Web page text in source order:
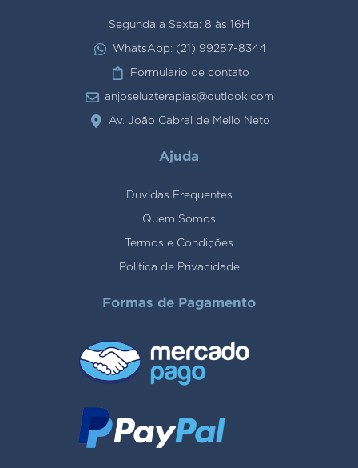
Segunda a Sexta: 8 às 16H
WhatsApp: (21) 99287-8344
Formulario de contato
anjoseluzterapias@outlook.com
Av. João Cabral de Mello Neto
Ajuda
Duvidas Frequentes
Quem Somos
Termos e Condições
Politica de Privacidade
Formas de Pagamento